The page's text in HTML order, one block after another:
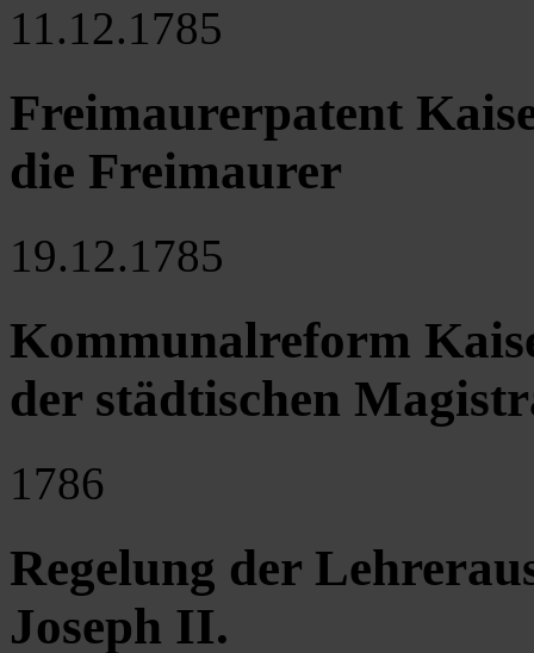
11.12.1785
Freimaurerpatent
die Freimaurer
19.12.1785
Kommunalreform
der städtischen
1786
Regelung der
Joseph II.